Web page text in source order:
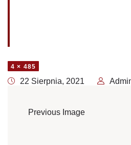
4 × 485
22 Sierpnia, 2021
Previous Image